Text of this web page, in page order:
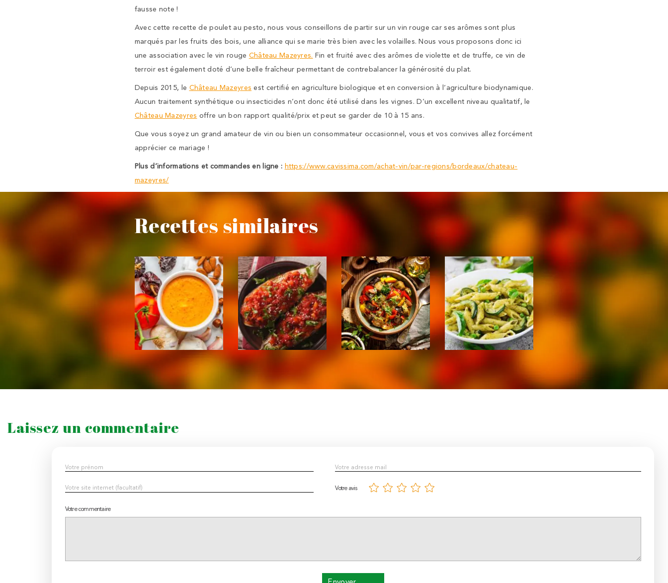
fausse note !
Avec cette recette de poulet au pesto, nous vous conseillons de partir sur un vin rouge car ses arômes sont plus
marqués par les fruits des bois, une alliance qui se marie très bien avec les volailles. Nous vous proposons donc ici
une association avec le vin rouge Château Mazeyres. Fin et fruité avec des arômes de violette et de truffe, ce vin de
terroir est également doté d’une belle fraîcheur permettant de contrebalancer la générosité du plat.
Depuis 2015, le Château Mazeyres est certifié en agriculture biologique et en conversion à l’agriculture biodynamique.
Aucun traitement synthétique ou insecticides n’ont donc été utilisé dans les vignes. D’un excellent niveau qualitatif, le
Château Mazeyres offre un bon rapport qualité/prix et peut se garder de 10 à 15 ans.
Que vous soyez un grand amateur de vin ou bien un consommateur occasionnel, vous et vos convives allez forcément
apprécier ce mariage !
Plus d’informations et commandes en ligne : https://www.cavissima.com/achat-vin/par-regions/bordeaux/chateau-
mazeyres/
Recettes similaires
Laissez un commentaire
Votre avis
Votre commentaire